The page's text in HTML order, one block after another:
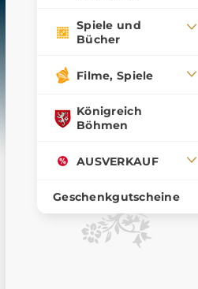
Spiele und
Bücher
Filme, Spiele
Königreich
Böhmen
AUSVERKAUF
Geschenkgutscheine